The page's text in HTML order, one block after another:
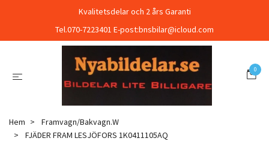
Kvalitetsdelar och 2 års Garanti
Tel.070-7223401 E-post:bnsbilar@icloud.com
0
Hem
Framvagn/Bakvagn.W
FJÄDER FRAM LESJÖFORS 1K0411105AQ